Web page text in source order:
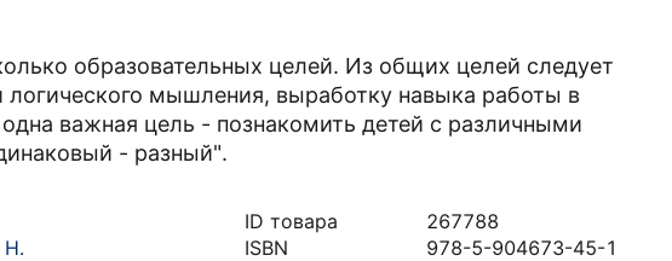
образовательных целей. Из общих целей следует
логического мышления, выработку навыка работы в
важная цель - познакомить детей с различными
- разный".
Н.
ID товара
267788
ISBN
978-5-904673-45-1